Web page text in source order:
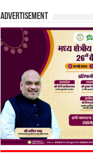
Advertisement